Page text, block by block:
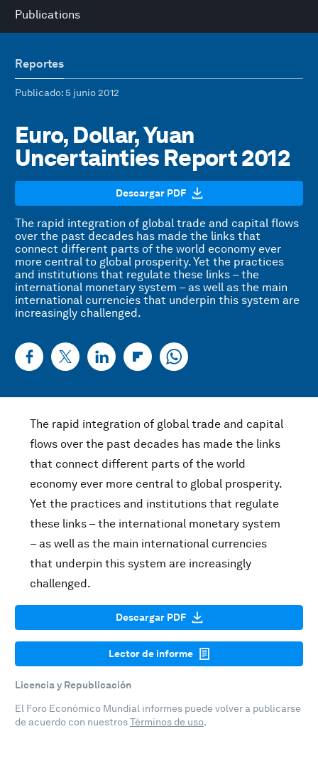
Publications
Reportes
Publicado: 5 junio 2012
Euro, Dollar, Yuan
Uncertainties Report 2012
Descargar PDF
The rapid integration of global trade and capital flows
over the past decades has made the links that
connect different parts of the world economy ever
more central to global prosperity. Yet the practices
and institutions that regulate these links – the
international monetary system – as well as the main
international currencies that underpin this system are
increasingly challenged.
The rapid integration of global trade and capital
flows over the past decades has made the links
that connect different parts of the world
economy ever more central to global prosperity.
Yet the practices and institutions that regulate
these links – the international monetary system
– as well as the main international currencies
that underpin this system are increasingly
challenged.
Descargar PDF
Lector de informe
Licencia y Republicación
El Foro Económico Mundial informes puede volver a publicarse
de acuerdo con nuestrosTérminos de uso.